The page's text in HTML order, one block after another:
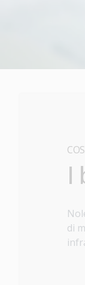
I
di